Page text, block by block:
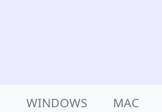
WINDOWS MAC